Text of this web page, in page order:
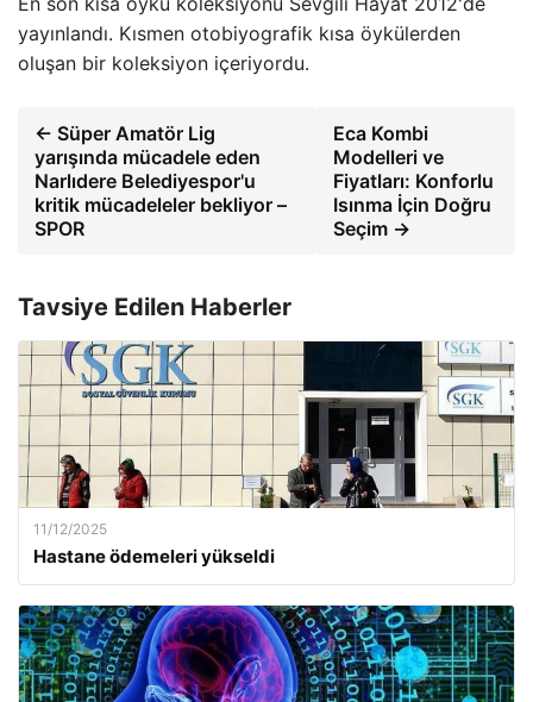
yayınlandı. Kısmen otobiyografik kısa öykülerden
oluşan bir koleksiyon içeriyordu.
← Süper Amatör Lig
yarışında mücadele eden
Narlıdere Belediyespor'u
kritik mücadeleler bekliyor –
SPOR
Eca Kombi
Modelleri ve
Fiyatları: Konforlu
Isınma İçin Doğru
Seçim →
Tavsiye Edilen Haberler
11/12/2025
Hastane ödemeleri yükseldi